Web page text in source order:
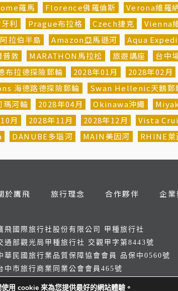
羅馬 Florence佛羅倫斯 Verona維羅
利 Prague布拉格 Czech捷克 Vienna
拉伯半島 Amazon亞馬遜河 Aqua
敦 MARATHON馬拉松 旅遊講座 台中
拉德探險郵輪
2028年01月 2028年02月
海德路德探險郵輪 Swan Hellenic天鵝郵
河輪 2028年04月 Okinawa沖繩
月 2028年11月 2028年12月 Vista
DANUBE多瑙河 MAIN美因河 RHINE萊
於鷹飛 旅行理念 合作夥伴 企
飛國際旅行社股份有限公司 甲種旅行社
通部觀光局甲種旅行社 交觀甲字第8443號
華民國旅行業品質保障協會會員 品保中0560號
中市旅行商業同業公會會員465號
統一編號：83385847
用 cookie 來為您提供最好的網站體驗。